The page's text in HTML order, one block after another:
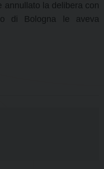
annullato la delibera con
di Bologna le aveva